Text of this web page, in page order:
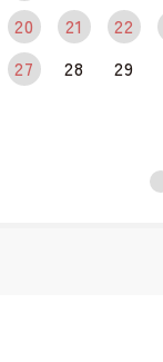
20
21 22
27
28 29